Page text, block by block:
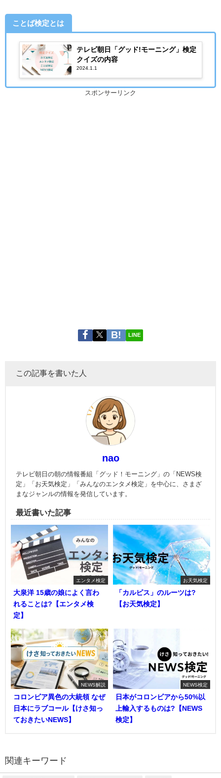
ことば検定とは
テレビ朝日「グッド!モーニング」検定
クイズの内容
2024.1.1
スポンサーリンク
LINE
この記事を書いた人
nao
テレビ朝日の朝の情報番組「グッド！モーニング」の「NEWS検
定」「お天気検定」「みんなのエンタメ検定」を中心に、さまざ
まなジャンルの情報を発信しています。
最近書いた記事
エンタメ検定
大泉洋 15歳の娘によく言わ
れることは?【エンタメ検
定】
お天気検定
「カルピス」のルーツは?
【お天気検定】
NEWS解説
コロンビア異色の大統領 なぜ
日本にラブコール【けさ知っ
ておきたいNEWS】
NEWS検定
日本がコロンビアから50%以
上輸入するものは?【NEWS
検定】
関連キーワード